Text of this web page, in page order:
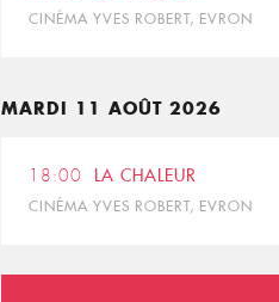
CINÉMA YVES ROBERT, EVRON
MARDI 11 AOÛT 2026
18:00 LA CHALEUR
CINÉMA YVES ROBERT, EVRON